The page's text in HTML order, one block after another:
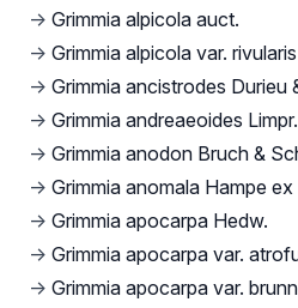
→ Grimmia alpicola auct.
→ Grimmia alpicola var.
→ Grimmia ancistrodes Durieu
→ Grimmia andreaeoides Limpr.
→ Grimmia anodon Bruch &
→ Grimmia anomala Hampe ex
→ Grimmia apocarpa Hedw.
→ Grimmia apocarpa var.
→ Grimmia apocarpa var.